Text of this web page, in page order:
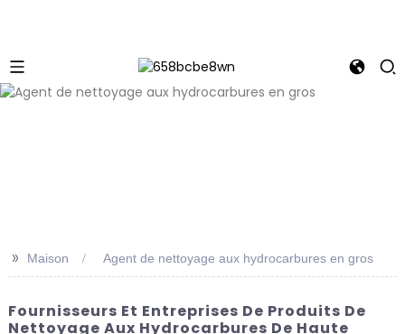
>> Maison Agent de nettoyage aux hydrocarbures en gros
Fournisseurs Et Entreprises De Produits De
Nettoyage Aux Hydrocarbures De Haute